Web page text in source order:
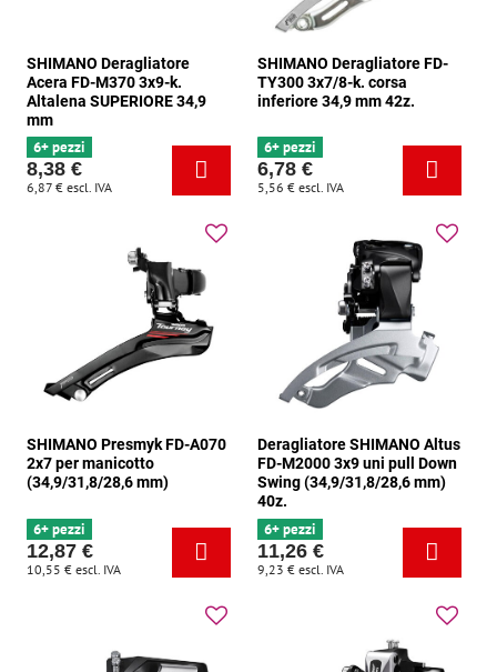
SHIMANO Deragliatore
Acera FD-M370 3x9-k.
Altalena SUPERIORE 34,9
mm
6+ pezzi
8,38 €
6,87 € escl. IVA
SHIMANO Deragliatore FD-
TY300 3x7/8-k. corsa
inferiore 34,9 mm 42z.
6+ pezzi
6,78 €
5,56 € escl. IVA
SHIMANO Presmyk FD-A070
2x7 per manicotto
(34,9/31,8/28,6 mm)
6+ pezzi
12,87 €
10,55 € escl. IVA
Deragliatore SHIMANO Altus
FD-M2000 3x9 uni pull Down
Swing (34,9/31,8/28,6 mm)
40z.
6+ pezzi
11,26 €
9,23 € escl. IVA